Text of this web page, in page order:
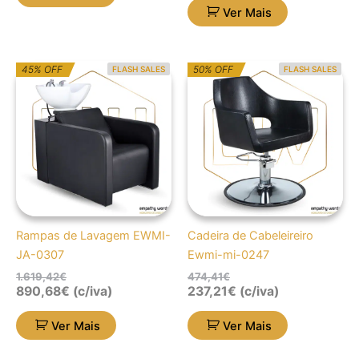
Ver Mais
FLASH SALES
45% OFF
Rampas de Lavagem EWMI-
JA-0307
1.619,42€
O
preço
original
era:
1.619,42€.
O
preço
atual
é:
890,68€.
890,68€ (c/iva)
Ver Mais
FLASH SALES
50% OFF
Cadeira de Cabeleireiro
Ewmi-mi-0247
474,41€
O
preço
original
era:
474,41€.
O
preço
atual
é:
237,21€.
237,21€ (c/iva)
Ver Mais